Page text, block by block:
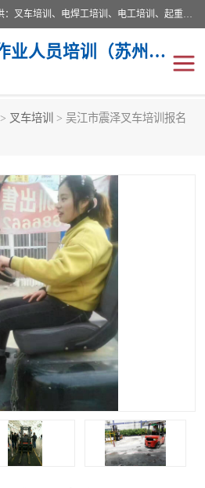
苏州宏远特种作业人员培训，提供：叉车培训、电焊工培训、电工培训、起重机培训、电梯培训、登高培训等服务苏州本地培训服务。始终坚持“以人为本，质量立校”的办学思想，以培养社会应用型人才为己任，明码收费，诚实守信，中途不收任何费用。随到随学，学会为止，一期未学会者免费再学，直到学会为止。
宏远特种作业人员培训（苏州）有限公司
> 叉车培训
> 吴江市震泽叉车培训报名
起重机培训
登高培训
叉车培训机构
叉车技能培训
专业叉车培训
叉车操作证培训复审
登高证培训